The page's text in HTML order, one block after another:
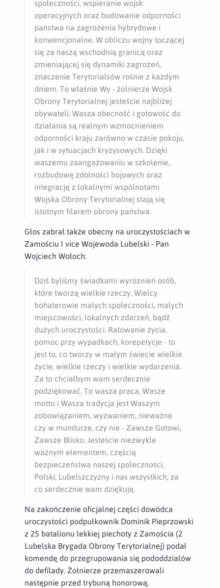
społeczności, wspieranie wojsk
operacyjnych oraz budowanie odporności
państwa na zagrożenia hybrydowe i
konwencjonalne. W obliczu wojny toczącej
się za naszą wschodnią granicą oraz
zmieniającej się dynamiki zagrożeń,
znaczenie Terytorialsów rośnie z każdym
dniem. To właśnie Wy - żołnierze Wojsk
Obrony Terytorialnej jesteście najbliżej
obywateli. Wasza obecność i gotowość do
działania są realnym wzmocnieniem
odporności kraju zarówno w czasie pokoju,
jak i w sytuacjach kryzysowych. Dzięki
waszemu zaangażowaniu w szkolenie,
rozbudowę zdolności bojowych oraz
integrację z lokalnymi wspólnotami
Wojska Obrony Terytorialnej stają się
istotnym filarem obrony państwa.
Głos zabrał także obecny na uroczystościach w
Zamościu I vice Wojewoda Lubelski - Pan
Wojciech Wołoch:
Dziś byliśmy świadkami wyróżnień osób,
które tworzą wielkie rzeczy. Wielcy
bohaterowie małych społeczności, małych
miejscowości, lokalnych zdarzeń, bądź
dużych uroczystości. Ratowanie życia,
pomoc przy wypadkach, korepetycje - to
jest to, co tworzy w małym świecie wielkie
życie, wielkie rzeczy i wielkie wydarzenia.
Za to chciałbym wam serdecznie
podziękować. To wasza praca, Wasze
motto i Wasza tradycja jest Waszym
zobowiązaniem, wyzwaniem, nieważne
czy w mundurze, czy nie - Zawsze Gotowi,
Zawsze Blisko. Jesteście niezwykle
ważnym elementem, częścią
bezpieczeństwa naszej społeczności,
Polski, Lubelszczyzny i nas wszystkich, za
co serdecznie wam dziękuję.
Na zakończenie oficjalnej części dowódca
uroczystości podpułkownik Dominik Pieprzowski
z 25 batalionu lekkiej piechoty z Zamościa (2
Lubelska Brygada Obrony Terytorialnej) podał
komendę do przegrupowania się pododdziałów
do defilady. Żołnierze przemaszerowali
następnie przed trybuną honorową.